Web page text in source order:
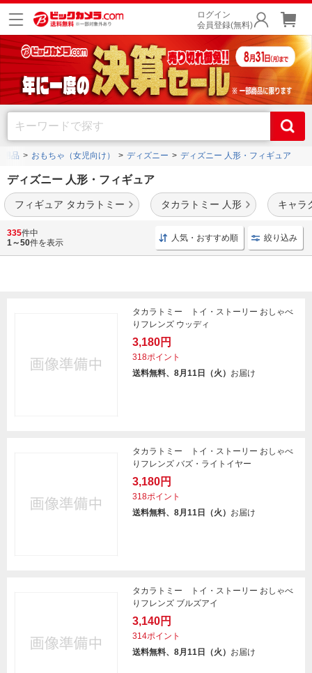
ログイン
会員登録(無料)
用品 おもちゃ（女児向け） ディズニー ディズニー 人形・フィギュア
ディズニー 人形・フィギュア
フィギュア タカラトミー タカラトミー 人形 キャラ
ツムツム
などのディズニーの人形・フィ
ギュアを豊富に品揃え。
335件中
1～50件を表示 人気・おすすめ順 絞り込み
タカラトミー トイ・ストーリー おしゃべ
りフレンズ ウッディ
3,180円
318ポイント
送料無料、8月11日（火） お届け
タカラトミー トイ・ストーリー おしゃべ
りフレンズ バズ・ライトイヤー
3,180円
318ポイント
送料無料、8月11日（火） お届け
タカラトミー トイ・ストーリー おしゃべ
りフレンズ ブルズアイ
3,140円
314ポイント
送料無料、8月11日（火） お届け